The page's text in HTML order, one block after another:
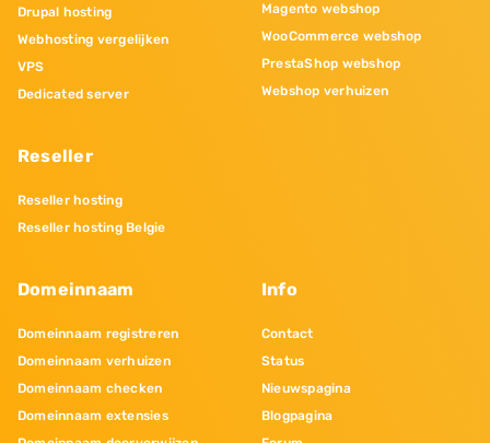
Drupal hosting
Webhosting vergelijken
VPS
Dedicated server
Reseller
Reseller hosting
Reseller hosting Belgie
Magento webshop
WooCommerce webshop
PrestaShop webshop
Webshop verhuizen
Domeinnaam
Domeinnaam registreren
Domeinnaam verhuizen
Domeinnaam checken
Domeinnaam extensies
Info
Contact
Status
Nieuwspagina
Blogpagina